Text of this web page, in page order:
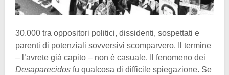
30.000 tra oppositori politici, dissidenti, sospettati e
parenti di potenziali sovversivi scomparvero. Il termine
– l’avrete già capito – non è casuale. Il fenomeno dei
Desaparecidos fu qualcosa di difficile spiegazione. Se